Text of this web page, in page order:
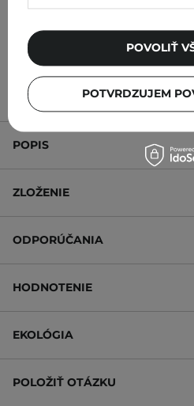
POPIS
ZLOŽENIE
ODPORÚČANIA
HODNOTENIE
EKOLÓGIA
POLOŽIŤ OTÁZKU
POTVRDZUJEM
POVOLIŤ